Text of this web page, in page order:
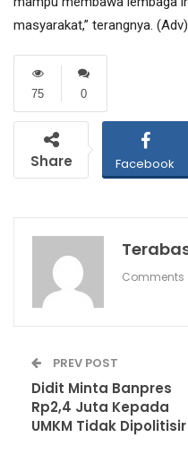
masyarakat,” terangnya. (Adv)
0
75
Share Facebook
Comments
PREV POST
Didit Minta Banpres
Rp2,4 Juta Kepada
UMKM Tidak Dipolitisir